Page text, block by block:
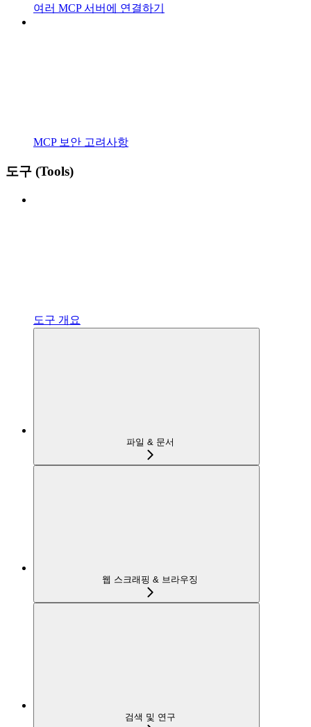
여러 MCP 서버에 연결하기
MCP 보안 고려사항
도구 (Tools)
도구 개요
파일 & 문서
웹 스크래핑 & 브라우징
검색 및 연구